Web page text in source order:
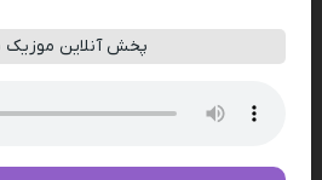
پخش آنلاین موزیک